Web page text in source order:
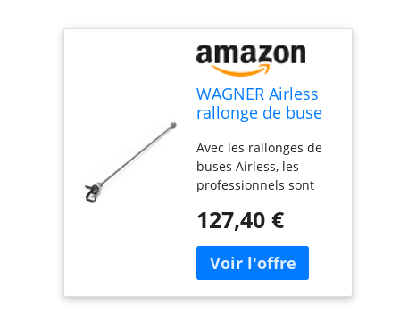
WAGNER Airless
rallonge de buse
Accessoires pour
pulvérisateur de
Peinture
Avec les rallonges de
buses Airless, les
professionnels sont
pour chaque domaine
à tous les pistolets
airless Les rallonges
de buse augmentent
127,40 €